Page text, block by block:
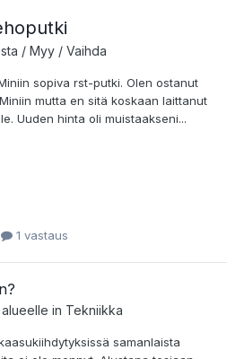
/ Myy / Vaihda
sopiva rst-putki. Olen ostanut
mutta en sitä koskaan laittanut
Uuden hinta oli muistaakseni...
1 vastaus
in Tekniikka
samanlaista